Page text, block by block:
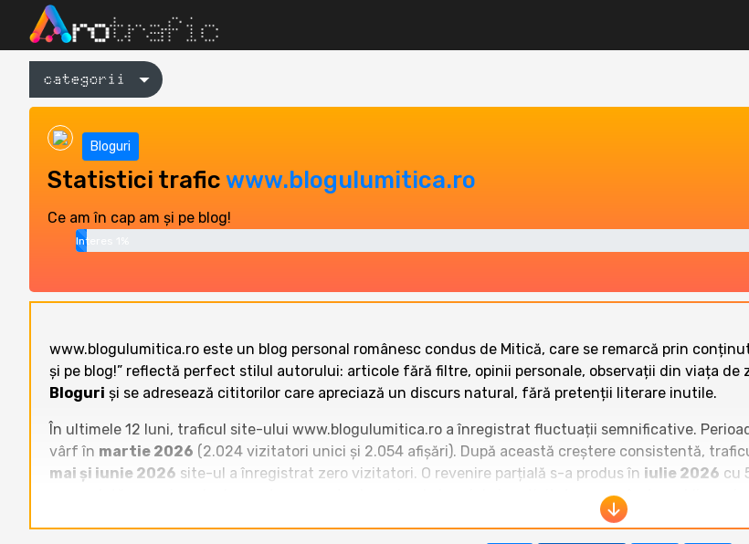
categorii
Bloguri
Statistici trafic www.blogulumitica.ro
Ce am în cap am și pe blog!
Interes 1%
www.blogulumitica.ro este un blog personal românesc condus de Mitică, care se remarcă prin
și pe blog!” reflectă perfect stilul autorului: articole fără filtre, opinii personale, observații din viața
Bloguri și se adresează cititorilor care apreciază un discurs natural, fără pretenții literare inutile.
În ultimele 12 luni, traficul site-ului www.blogulumitica.ro a înregistrat fluctuații semnificative.
vârf în martie 2026 (2.024 vizitatori unici și 2.054 afișări). După această creștere consistentă,
mai și iunie 2026 site-ul a înregistrat zero vizitatori. O revenire parțială s-a produs în iulie 2026 cu
neregulată, cu episoade de creștere urmate de perioade lungi de inactivitate, sugerând o publicare
Raportat la celelalte site-uri din categoriaBloguri, www.blogulumitica.ro se situează în zona